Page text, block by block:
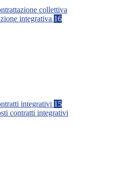
collettiva
integrativa 16
integrativi 15
contratti integrativi